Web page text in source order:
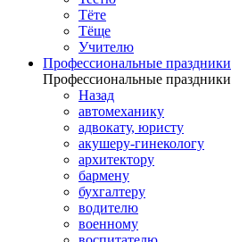
Тёте
Тёще
Учителю
Профессиональные праздники
Профессиональные праздники
Назад
автомеханику
адвокату, юристу
акушеру-гинекологу
архитектору
бармену
бухгалтеру
водителю
военному